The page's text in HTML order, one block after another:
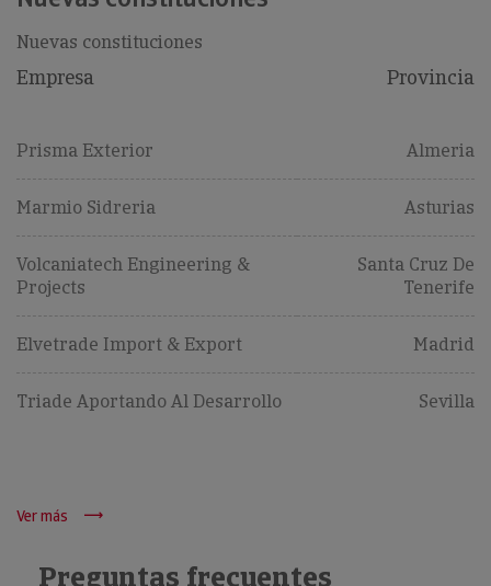
Nuevas constituciones
Empresa Provincia
Prisma Exterior Almeria
Marmio Sidreria Asturias
Volcaniatech Engineering &
Projects
Santa Cruz De
Tenerife
Elvetrade Import & Export Madrid
Triade Aportando Al Desarrollo Sevilla
Ver más
Preguntas frecuentes